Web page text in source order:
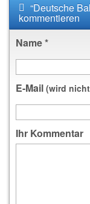
“Deutsche
kommentieren
Name*
E-Mail (wird
Ihr Kommentar